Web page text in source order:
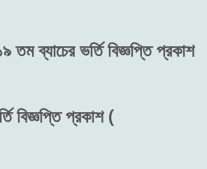
তম ব্যাচের ভর্তি বিজ্ঞপ্তি প্রকাশ
বিজ্ঞপ্তি প্রকাশ (